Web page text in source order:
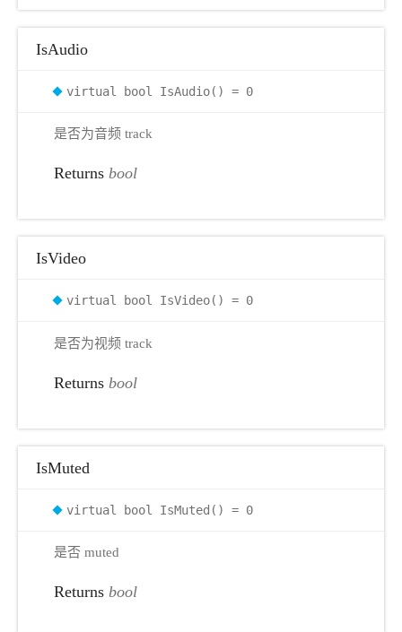
IsAudio
virtual bool IsAudio() = 0
是否为音频 track
Returns bool
IsVideo
virtual bool IsVideo() = 0
是否为视频 track
Returns bool
IsMuted
virtual bool IsMuted() = 0
是否 muted
Returns bool